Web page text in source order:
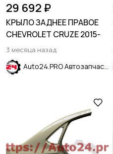
29 692 ₽
КРЫЛО ЗАДНЕЕ ПРАВОЕ
CHEVROLET CRUZE 2015-
3 месяца назад
Auto24.PRO Автозапчасти